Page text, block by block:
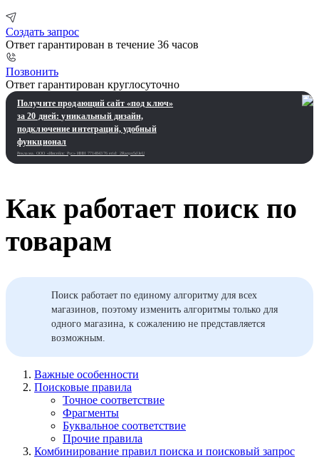
Создать запрос
Ответ гарантирован в течение 36 часов
Позвонить
Ответ гарантирован круглосуточно
Получите продающий сайт «под ключ»
за 20 дней: уникальный дизайн,
подключение интеграций, удобный
функционал
Реклама. ООО «Инсейлс Рус»‎ ИНН 771484376 erid: 2Ranyo5dJeU
Как работает поиск по
товарам
Поиск работает по единому алгоритму для всех
магазинов, поэтому изменить алгоритмы только для
одного магазина, к сожалению не представляется
возможным.
Важные особенности
Поисковые правила
Точное соответствие
Фрагменты
Буквальное соответствие
Прочие правила
Комбинирование правил поиска и поисковый запрос